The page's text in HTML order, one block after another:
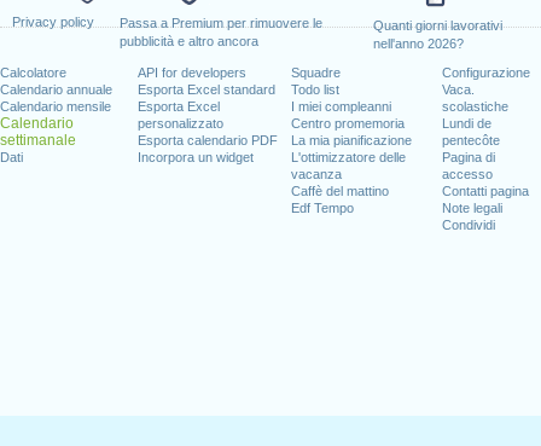
Privacy policy
Passa a Premium per rimuovere le
pubblicità e altro ancora
Quanti giorni lavorativi
nell'anno 2026?
Calcolatore
Calendario annuale
Calendario mensile
Calendario
settimanale
Dati
API for developers
Esporta Excel standard
Esporta Excel
personalizzato
Esporta calendario PDF
Incorpora un widget
Squadre
Todo list
I miei compleanni
Centro promemoria
La mia pianificazione
L'ottimizzatore delle
vacanza
Caffè del mattino
Edf Tempo
Configurazione
Vaca.
scolastiche
Lundi de
pentecôte
Pagina di
accesso
Contatti pagina
Note legali
Condividi